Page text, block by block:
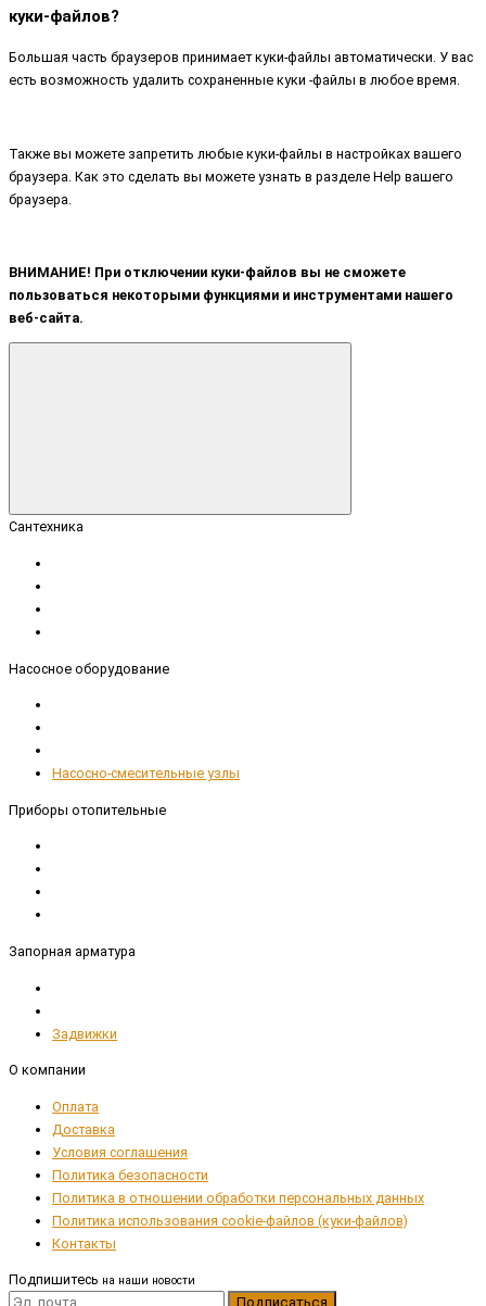
куки-файлов?
Большая часть браузеров принимает куки-файлы автоматически. У вас
есть возможность удалить сохраненные куки -файлы в любое время.
Также вы можете запретить любые куки-файлы в настройках вашего
браузера. Как это сделать вы можете узнать в разделе Help вашего
браузера.
ВНИМАНИЕ! При отключении куки-файлов вы не сможете
пользоваться некоторыми функциями и инструментами нашего
веб-сайта.
Сантехника
Насосное оборудование
Насосно-смесительные узлы
Приборы отопительные
Запорная арматура
Задвижки
О компании
Оплата
Доставка
Условия соглашения
Политика безопасности
Политика в отношении обработки персональных данных
Политика использования cookie-файлов (куки-файлов)
Контакты
Подпишитесь на наши новости
Подписаться